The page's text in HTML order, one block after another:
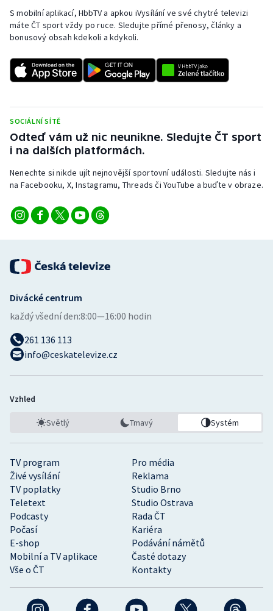
Short track
Sportovní střelba
Stolní tenis
Veslování
Volejbal
Ostatní
S mobilní aplikací, HbbTV a apkou iVysílání ve své chytré televizi
máte ČT sport vždy po ruce. Sledujte přímé přenosy, články a
bonusový obsah kdekoli a kdykoli.
SOCIÁLNÍ SÍTĚ
Odteď vám už nic neunikne. Sledujte ČT sport
i na dalších platformách.
Nenechte si nikde ujít nejnovější sportovní události. Sledujte nás i
na Facebooku, X, Instagramu, Threads či YouTube a buďte v obraze.
TV program
Pro média
Živé vysílání
Reklama
TV poplatky
Studio Brno
Teletext
Studio Ostrava
Podcasty
Rada ČT
Počasí
Kariéra
E-shop
Podávání námětů
Mobilní a TV aplikace
Časté dotazy
Vše o ČT
Kontakty
Divácké centrum
každý všední den:8:00—16:00 hodin
261 136 113
info@ceskatelevize.cz
Vzhled
Světlý Tmavý Systém